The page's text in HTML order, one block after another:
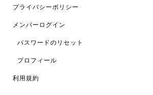
プライバシーポリシー
メンバーログイン
パスワードのリセット
プロフィール
利用規約